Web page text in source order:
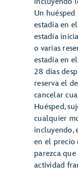
Un huésped
estadía en
estadía
o varias
estadía en
28 días
reserva el
cancelar
Huésped,
cualquier
incluyendo,
en el precio
parezca
actividad